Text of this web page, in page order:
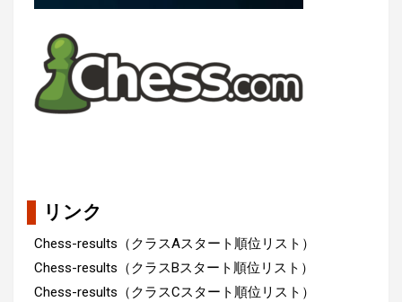
リンク
Chess-results（クラスAスタート順位リスト）
Chess-results（クラスBスタート順位リスト）
Chess-results（クラスCスタート順位リスト）